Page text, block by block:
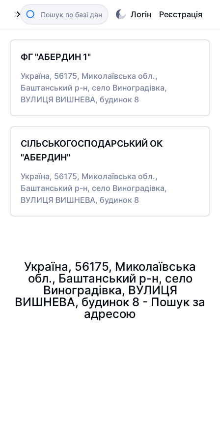
Логін Реєстрація
ФГ "АБЕРДИН 1"
Україна, 56175, Миколаївська обл.,
Баштанський р-н, село Виноградівка,
ВУЛИЦЯ ВИШНЕВА, будинок 8
СІЛЬСЬКОГОСПОДАРСЬКИЙ ОК
"АБЕРДИН"
Україна, 56175, Миколаївська обл.,
Баштанський р-н, село Виноградівка,
ВУЛИЦЯ ВИШНЕВА, будинок 8
Україна, 56175, Миколаївська
обл., Баштанський р-н, село
Виноградівка, ВУЛИЦЯ
ВИШНЕВА, будинок 8 - Пошук за
адресою